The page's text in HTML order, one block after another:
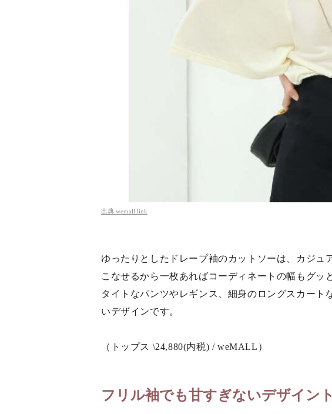
出典 wemall.link
ゆったりとしたドレープ袖のカットソーは、カジュ
こなせるから一枚あればコーディネートの幅もグッ
タイトなパンツやレギンス、細身のロングスカート
いデザインです。
（トップス \24,880(内税) / weMALL）
フリル袖でも甘すぎないデザイン